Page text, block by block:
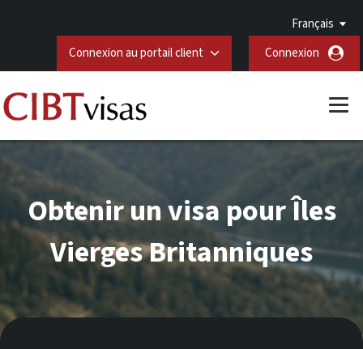
Français
Connexion au portail client
Connexion
Obtenir un visa pour Îles
Vierges Britanniques